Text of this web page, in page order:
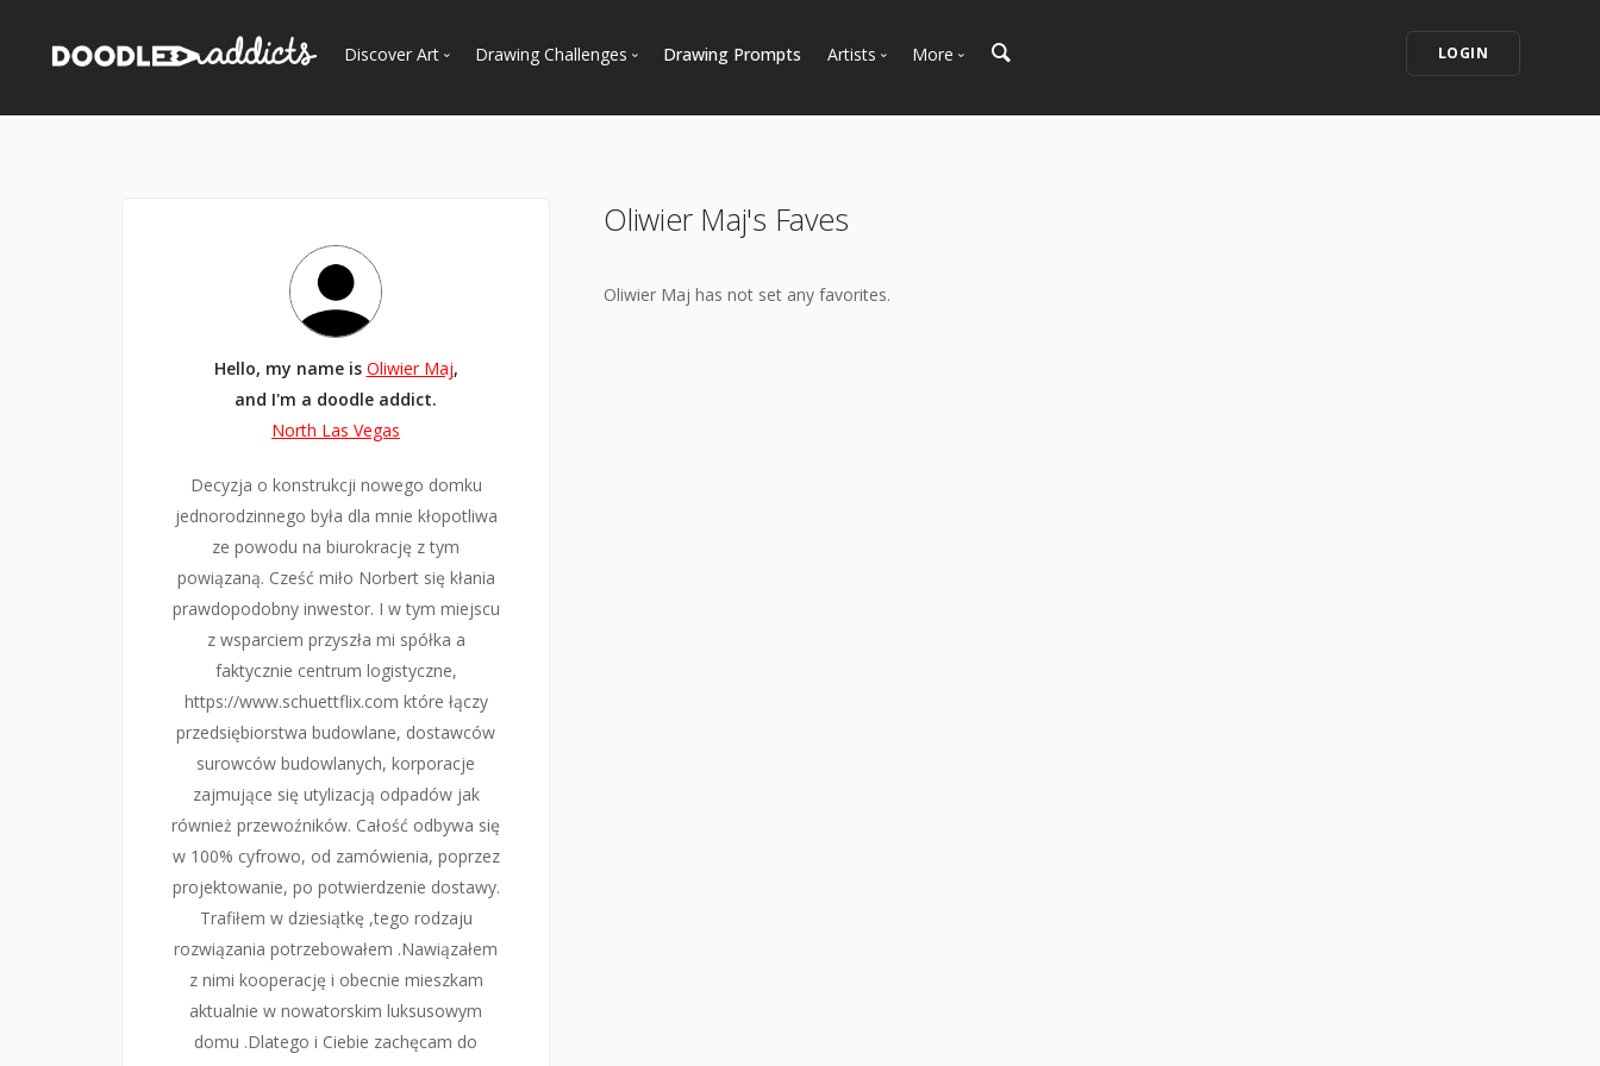
Discover Art
Curated Galleries
Drawing Challenges Drawing Prompts Artists More LOGIN
Hello, my name is Oliwier Maj,
and I'm a doodle addict.
North Las Vegas
Decyzja o konstrukcji nowego domku
jednorodzinnego była dla mnie kłopotliwa
ze powodu na biurokrację z tym
powiązaną. Cześć miło Norbert się kłania
prawdopodobny inwestor. I w tym miejscu
z wsparciem przyszła mi spółka a
faktycznie centrum logistyczne,
https://www.schuettflix.com które łączy
przedsiębiorstwa budowlane, dostawców
surowców budowlanych, korporacje
zajmujące się utylizacją odpadów jak
również przewoźników. Całość odbywa się
w 100% cyfrowo, od zamówienia, poprzez
projektowanie, po potwierdzenie dostawy.
Trafiłem w dziesiątkę ,tego rodzaju
rozwiązania potrzebowałem .Nawiązałem
z nimi kooperację i obecnie mieszkam
aktualnie w nowatorskim luksusowym
domu .Dlatego i Ciebie zachęcam do
Oliwier Maj's Faves
Oliwier Maj has not set any favorites.